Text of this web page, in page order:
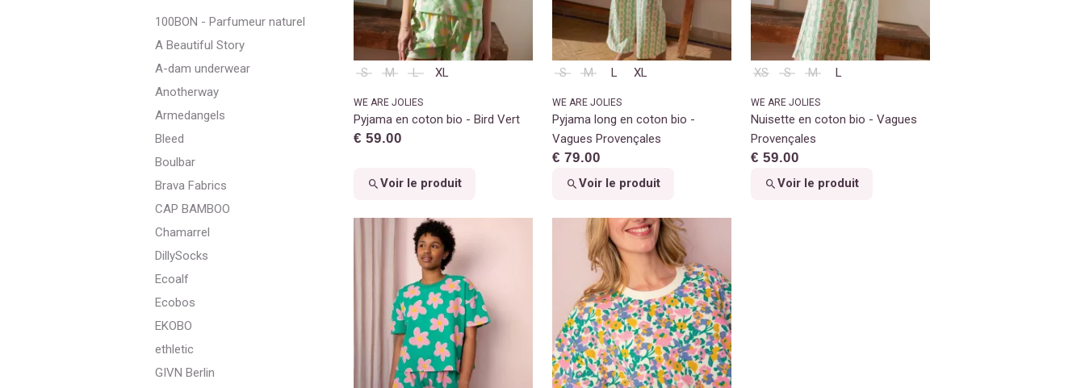
100BON - Parfumeur naturel
A Beautiful Story
A-dam underwear
Anotherway
Armedangels
Bleed
Boulbar
Brava Fabrics
CAP BAMBOO
Chamarrel
DillySocks
Ecoalf
Ecobos
EKOBO
ethletic
GIVN Berlin
S M L XL
WE ARE JOLIES
Pyjama en coton bio - Bird Vert
€ 59.00
Voir le produit
S M L XL
WE ARE JOLIES
Pyjama long en coton bio -
Vagues Provençales
€ 79.00
Voir le produit
XS S M L
WE ARE JOLIES
Nuisette en coton bio - Vagues
Provençales
€ 59.00
Voir le produit